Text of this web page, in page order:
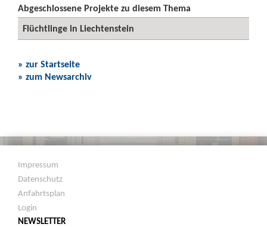
Abgeschlossene Projekte zu diesem Thema
Flüchtlinge in Liechtenstein
» zur Startseite
» zum Newsarchiv
Impressum
Datenschutz
Anfahrtsplan
Login
NEWSLETTER